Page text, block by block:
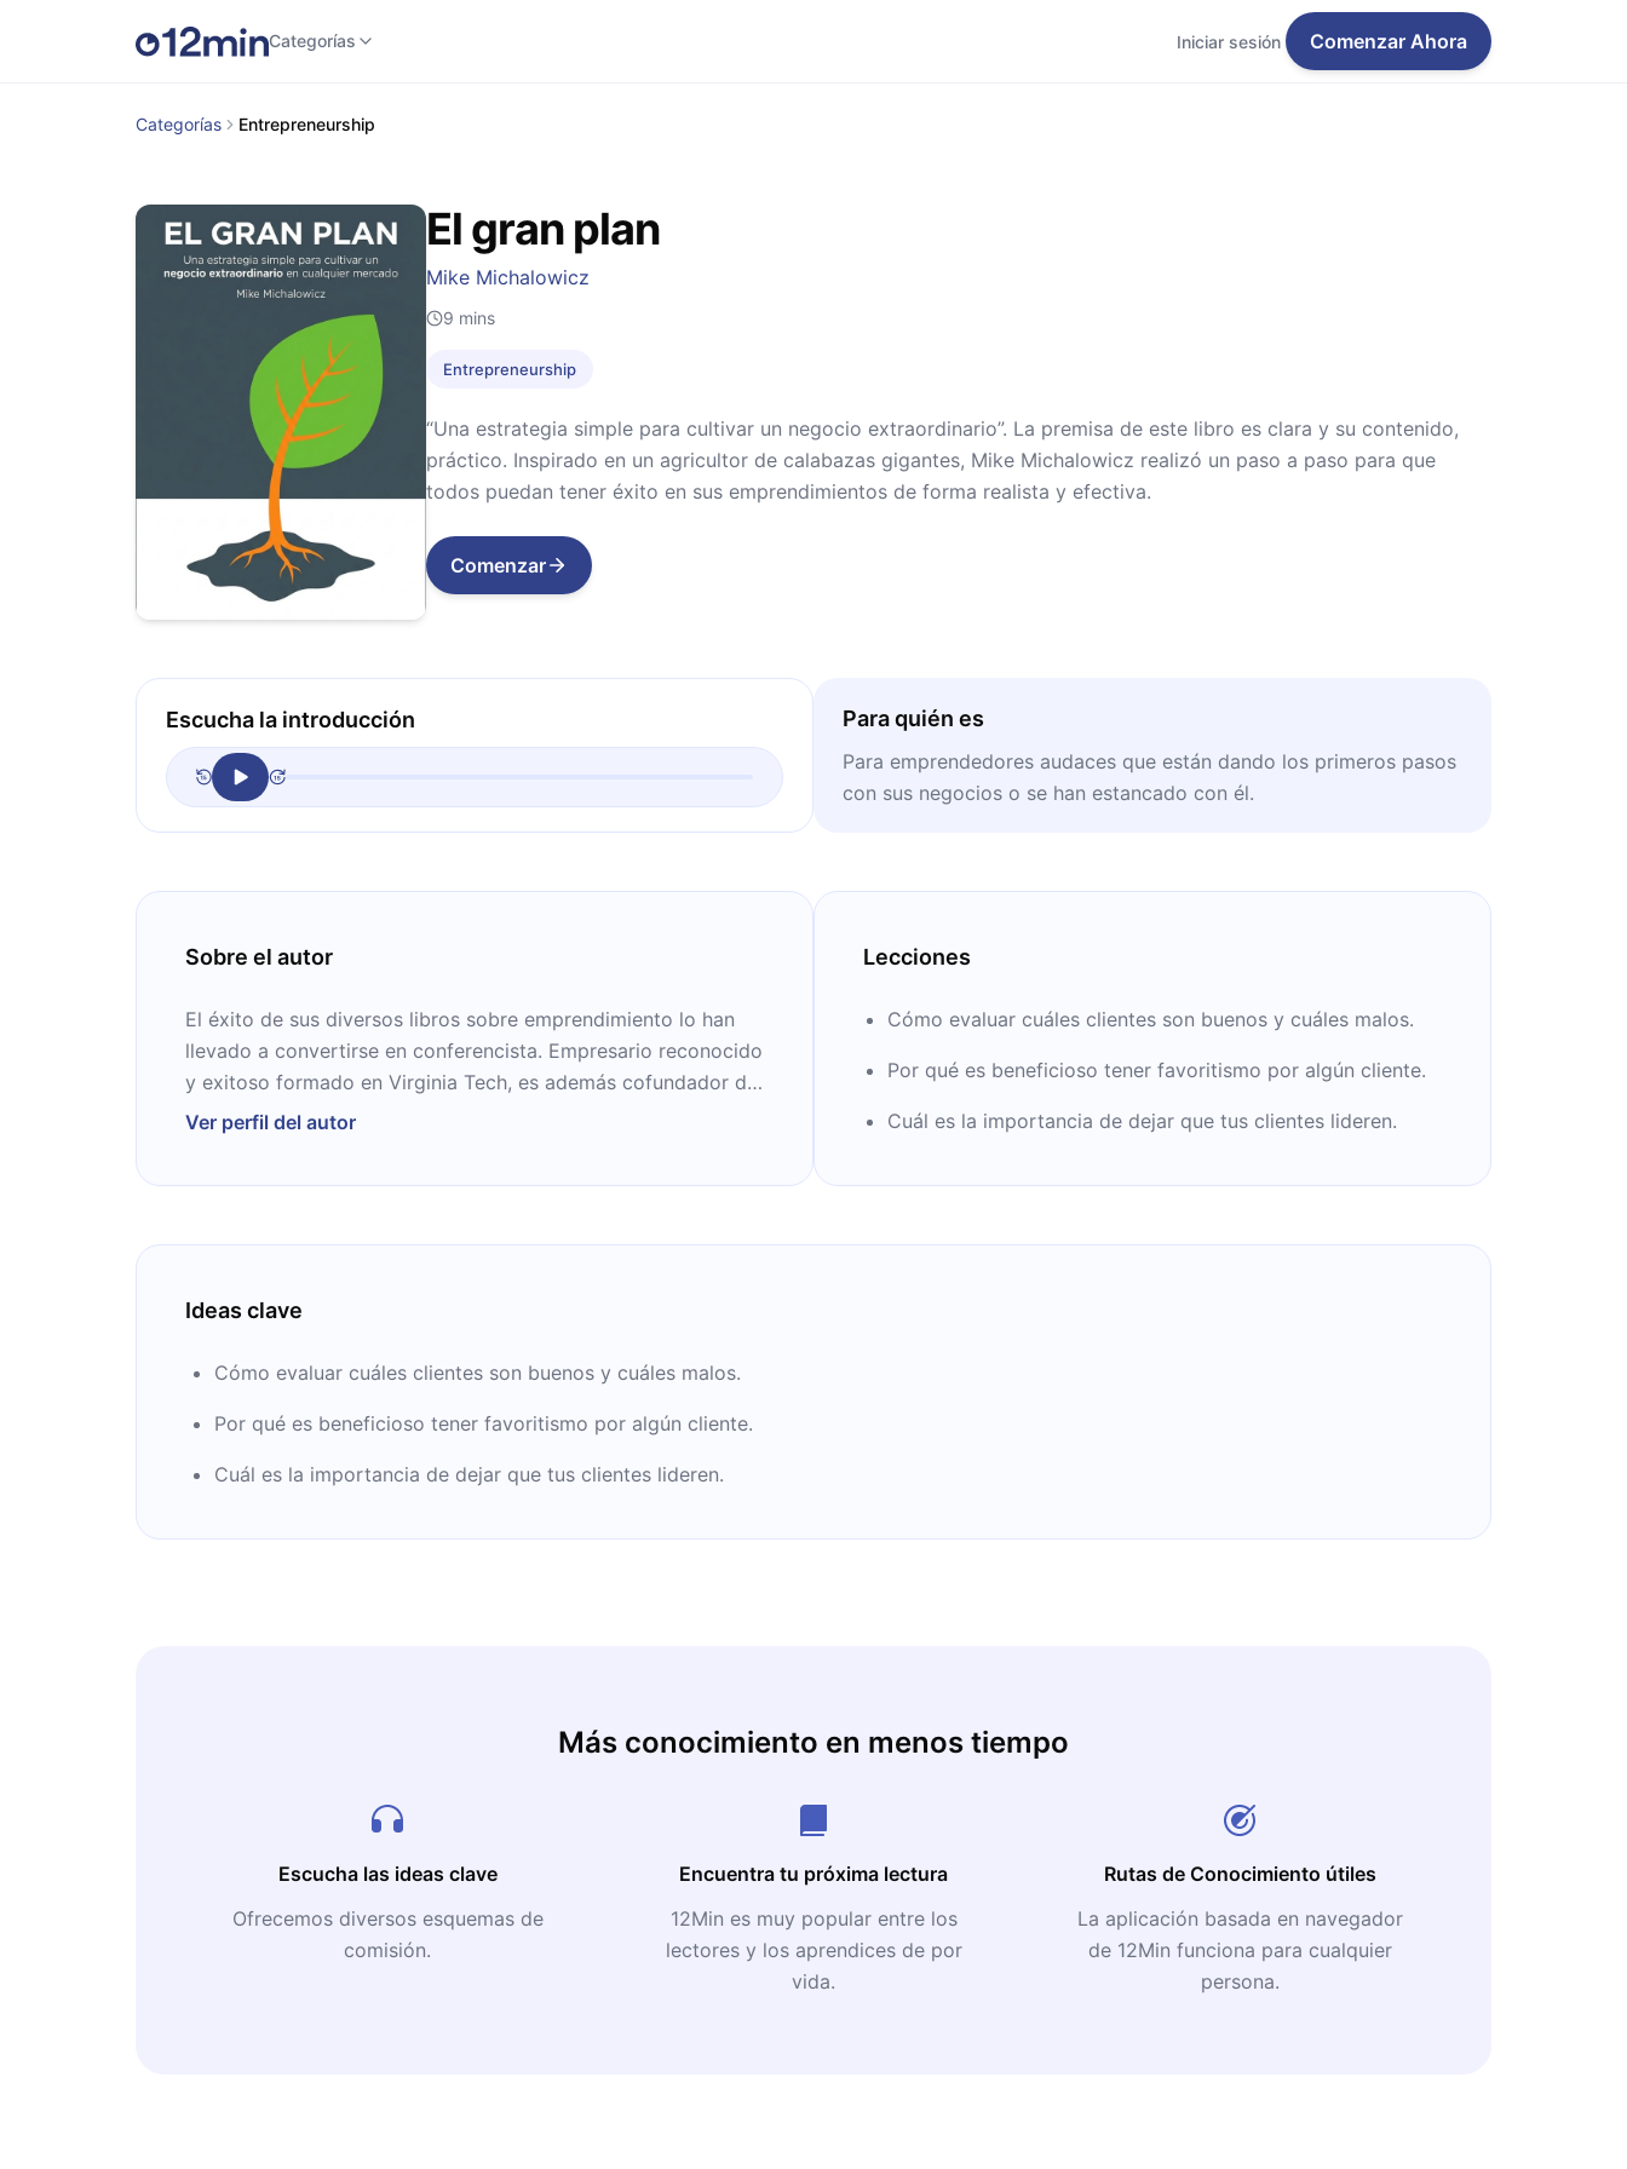
Categorías Iniciar sesión Comenzar Ahora
Categorías Entrepreneurship
El gran plan
Mike Michalowicz
9 mins
Entrepreneurship
“Una estrategia simple para cultivar un negocio extraordinario”. La premisa de este libro es clara y su contenido,
práctico. Inspirado en un agricultor de calabazas gigantes, Mike Michalowicz realizó un paso a paso para que
todos puedan tener éxito en sus emprendimientos de forma realista y efectiva.
Comenzar
Escucha la introducción Para quién es
Para emprendedores audaces que están dando los primeros pasos
con sus negocios o se han estancado con él.
Sobre el autor
El éxito de sus diversos libros sobre emprendimiento lo han
llevado a convertirse en conferencista. Empresario reconocido
y exitoso formado en Virginia Tech, es además cofundador de
la empresa Profit First Professionals.
Ver perfil del autor
Lecciones
Cómo evaluar cuáles clientes son buenos y cuáles malos.
Por qué es beneficioso tener favoritismo por algún cliente.
Cuál es la importancia de dejar que tus clientes lideren.
Ideas clave
Cómo evaluar cuáles clientes son buenos y cuáles malos.
Por qué es beneficioso tener favoritismo por algún cliente.
Cuál es la importancia de dejar que tus clientes lideren.
Más conocimiento en menos tiempo
Escucha las ideas clave
Ofrecemos diversos esquemas de
comisión.
Encuentra tu próxima lectura
12Min es muy popular entre los
lectores y los aprendices de por
vida.
Rutas de Conocimiento útiles
La aplicación basada en navegador
de 12Min funciona para cualquier
persona.